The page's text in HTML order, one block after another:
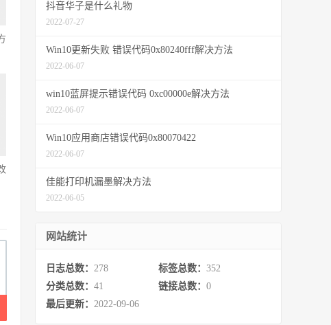
抖音华子是什么礼物
2022-07-27
Win10更新失败 错误代码0x80240fff解决方法
2022-06-07
win10蓝屏提示错误代码 0xc00000e解决方法
2022-06-07
Win10应用商店错误代码0x80070422
2022-06-07
佳能打印机漏墨解决方法
2022-06-05
网站统计
日志总数： 278 标签总数： 352
分类总数： 41 链接总数： 0
最后更新： 2022-09-06